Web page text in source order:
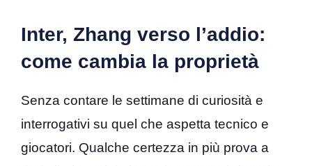
Inter, Zhang verso l’addio:
come cambia la proprietà
Senza contare le settimane di curiosità e
interrogativi su quel che aspetta tecnico e
giocatori. Qualche certezza in più prova a